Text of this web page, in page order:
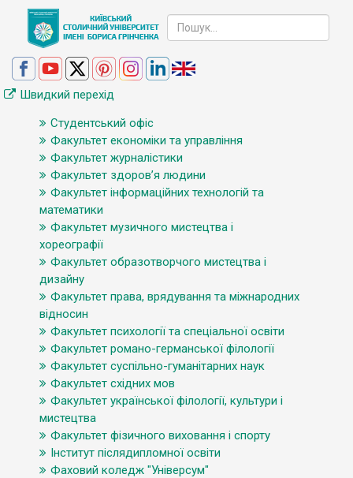
Швидкий перехід
Студентський офіс
Факультет економіки та управління
Факультет журналістики
Факультет здоров’я людини
Факультет інформаційних технологій та
математики
Факультет музичного мистецтва і
хореографії
Факультет образотворчого мистецтва і
дизайну
Факультет права, врядування та міжнародних
відносин
Факультет психології та спеціальної освіти
Факультет романо-германської філології
Факультет суспільно-гуманітарних наук
Факультет східних мов
Факультет української філології, культури і
мистецтва
Факультет фізичного виховання і спорту
Інститут післядипломної освіти
Фаховий коледж "Універсум"